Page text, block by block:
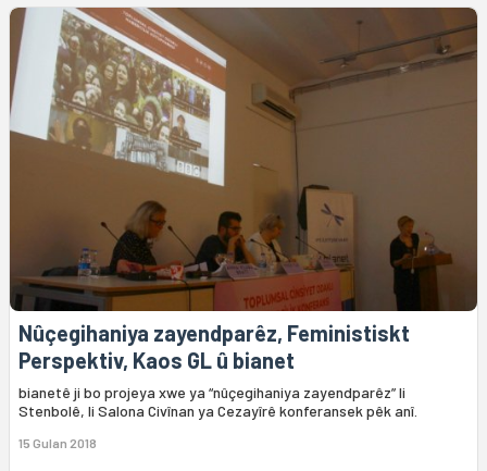
Nûçegihaniya zayendparêz, Feministiskt
Perspektiv, Kaos GL û bianet
bianetê ji bo projeya xwe ya “nûçegihaniya zayendparêz” li
Stenbolê, li Salona Civînan ya Cezayîrê konferansek pêk anî.
15 Gulan 2018